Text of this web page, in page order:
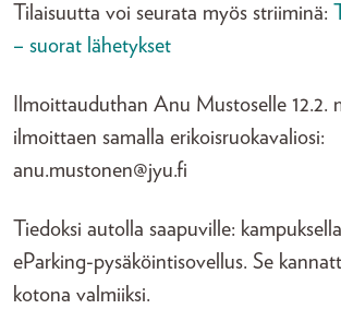
Tilaisuutta voi seurata myös striiminä:
– suorat lähetykset
Ilmoittauduthan Anu Mustoselle 12.2.
ilmoittaen samalla erikoisruokavaliosi:
anu.mustonen@jyu.fi
Tiedoksi autolla saapuville:
eParking-pysäköintisovellus. Se
kotona valmiiksi.